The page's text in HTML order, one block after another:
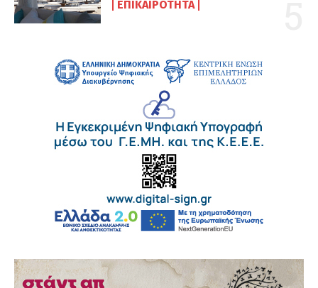
ΕΠΙΚΑΙΡΌΤΗΤΑ